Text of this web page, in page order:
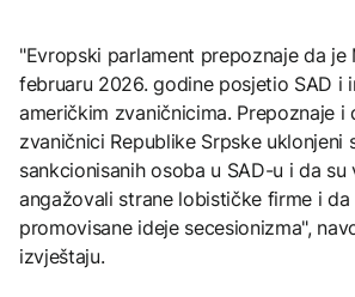
"Evropski parlament prepoznaje da je
februaru 2026. godine posjetio SAD i
američkim zvaničnicima. Prepoznaje i
zvaničnici Republike Srpske uklonjeni
sankcionisanih osoba u SAD-u i da su
angažovali strane lobističke firme i
promovisane ideje secesionizma",
izvještaju.